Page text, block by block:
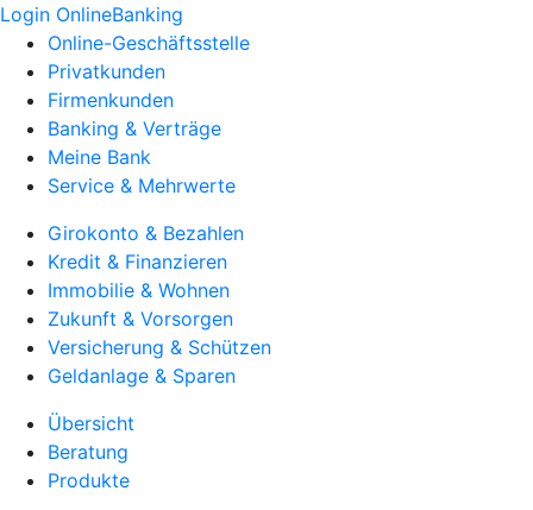
Login OnlineBanking
Online-Geschäftsstelle
Privatkunden
Firmenkunden
Banking & Verträge
Meine Bank
Service & Mehrwerte
Girokonto & Bezahlen
Kredit & Finanzieren
Immobilie & Wohnen
Zukunft & Vorsorgen
Versicherung & Schützen
Geldanlage & Sparen
Übersicht
Beratung
Produkte